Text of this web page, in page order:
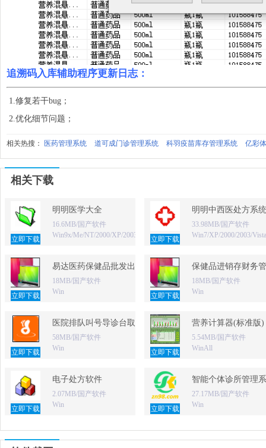
追溯码入库辅助程序更新日志：
1.修复若干bug；
2.优化细节问题；
相关热搜： 医药管理系统 道可成门诊管理系统 科羽疫苗库存管理系统 亿彩
相关下载
立即下载
明明医学大全
16.6MB/国产软件
Win9x/Me/NT/2000/XP/2003
立即下载
明明中西医处方系统
33.98MB/国产软件
Win7/XP/2000/2003/Vista
立即下载
易达医药保健品批发出库单打印软件
18MB/国产软件
Win
立即下载
保健品进销存财务
18MB/国产软件
Win
立即下载
医院排队叫号导诊台取号软件
58MB/国产软件
Win
立即下载
营养计算器(标准版)
5.54MB/国产软件
WinAll
立即下载
电子处方软件
2.07MB/国产软件
Win
立即下载
智能个体诊所管理
27.17MB/国产软件
Win